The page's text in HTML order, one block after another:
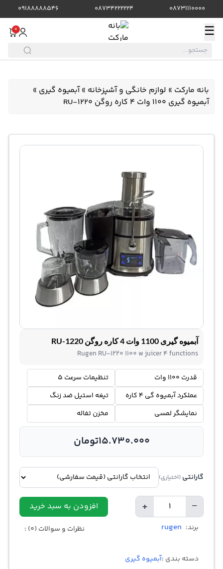
08731110000
08734222224
09188888546
☰
0
بانه مارکت » لوازم خانگی و آشپزخانه »آبمیوه گیری »
آبمیوه گیری 1100 وات 4 کاره روگن RU-1220
آبمیوه گیری 1100 وات 4 کاره روگن RU-1220
Rugen RU-1220 1100 w juicer 4 functions
قدرت 1100 وات
تنظیمات سرعت 5
عملکرد آبمیوه گی 4 کاره
تیغه استیل ضد زنگ
نمایشگر لمسی
مخزن تفاله
15.730.000تومان
گارانتی (اختیاری)
−
تعداد + افزودن به سبد خرید
برند: rugen نظرات و سوالات (0) :
دسته بندی :آبمیوه گیری